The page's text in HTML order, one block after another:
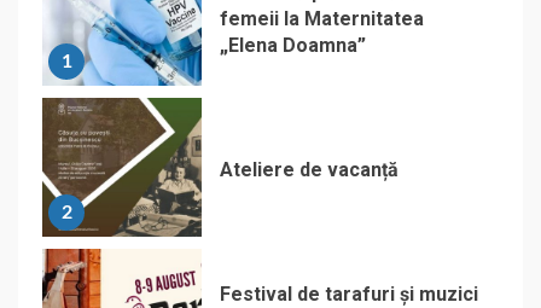
1
femeii la Maternitatea
„Elena Doamna”
2
Ateliere de vacanță
Festival de tarafuri și muzici